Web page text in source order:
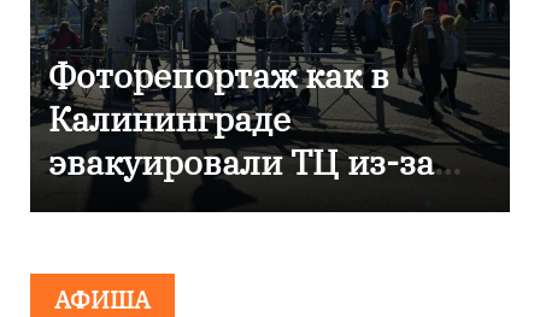
В Калининграде
отметили 80-летие
компании «Россети
Янтарь»
АФИША